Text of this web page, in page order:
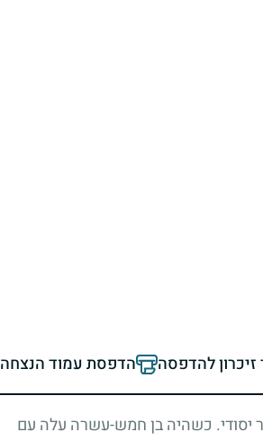
זיכרון להדפסה הדפסת עמוד הנצחה
יסודי. כשהיה בן חמש-עשרה עלה עם